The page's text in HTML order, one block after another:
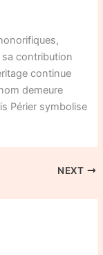
contribution
continue
demeure
Périer symbolise
NEXT